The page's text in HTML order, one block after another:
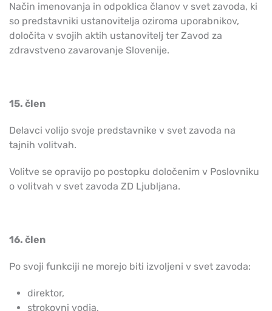
Način imenovanja in odpoklica članov v svet zavoda, ki
so predstavniki ustanovitelja oziroma uporabnikov,
določita v svojih aktih ustanovitelj ter Zavod za
zdravstveno zavarovanje Slovenije.
15. člen
Delavci volijo svoje predstavnike v svet zavoda na
tajnih volitvah.
Volitve se opravijo po postopku določenim v Poslovniku
o volitvah v svet zavoda ZD Ljubljana.
16. člen
Po svoji funkciji ne morejo biti izvoljeni v svet zavoda:
direktor,
strokovni vodja,